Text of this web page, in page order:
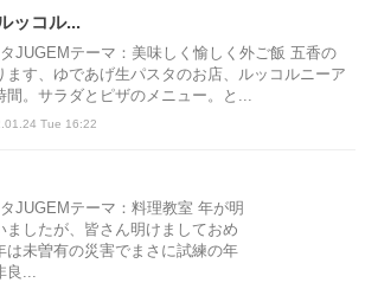
ッコル...
JUGEMテーマ：美味しく愉しく外ご飯 五香の
ます、ゆであげ生パスタのお店、ルッコルニーア
。サラダとピザのメニュー。と...
Tue 16:22
JUGEMテーマ：料理教室 年が明
ましたが、皆さん明けましておめ
は未曽有の災害でまさに試練の年
...